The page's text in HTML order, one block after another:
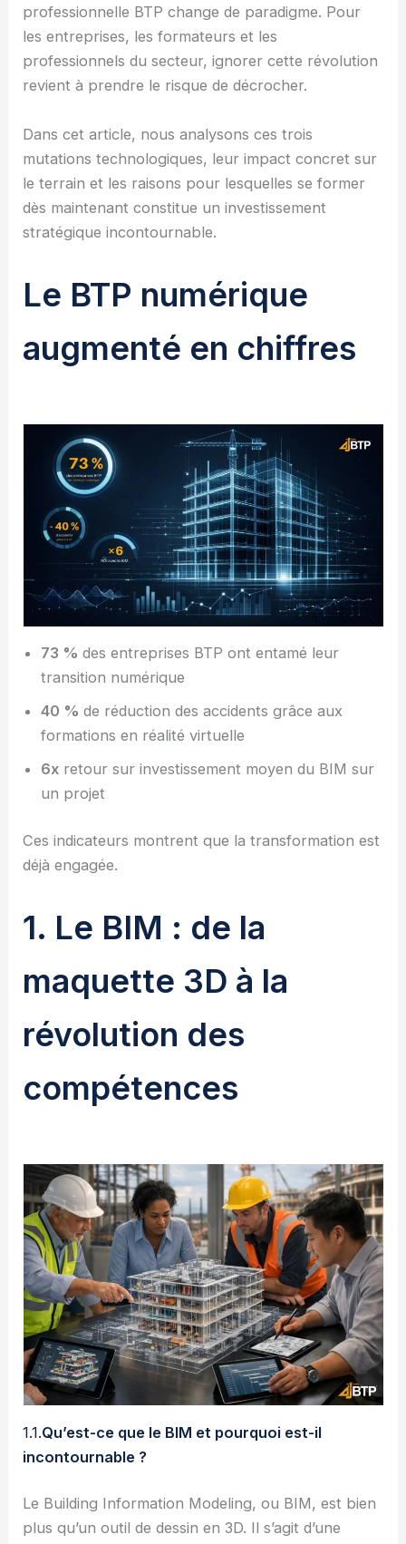
professionnelle BTP change de paradigme. Pour
les entreprises, les formateurs et les
professionnels du secteur, ignorer cette révolution
revient à prendre le risque de décrocher.
Dans cet article, nous analysons ces trois
mutations technologiques, leur impact concret sur
le terrain et les raisons pour lesquelles se former
dès maintenant constitue un investissement
stratégique incontournable.
Le BTP numérique
augmenté en chiffres
73 %des entreprises BTP ont entamé leur
transition numérique
40 %de réduction des accidents grâce aux
formations en réalité virtuelle
6x retour sur investissement moyen du BIM sur
un projet
Ces indicateurs montrent que la transformation est
déjà engagée.
1. Le BIM : de la
maquette 3D à la
révolution des
compétences
1.1.Qu’est-ce que le BIM et pourquoi est-il
incontournable ?
Le Building Information Modeling, ou BIM, est bien
plus qu’un outil de dessin en 3D. Il s’agit d’une